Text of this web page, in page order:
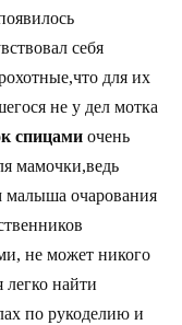
себя
для их
не у дел мотка
спицами очень
мамочки,ведь
малыша очарования
не может никого
найти
по рукоделию и